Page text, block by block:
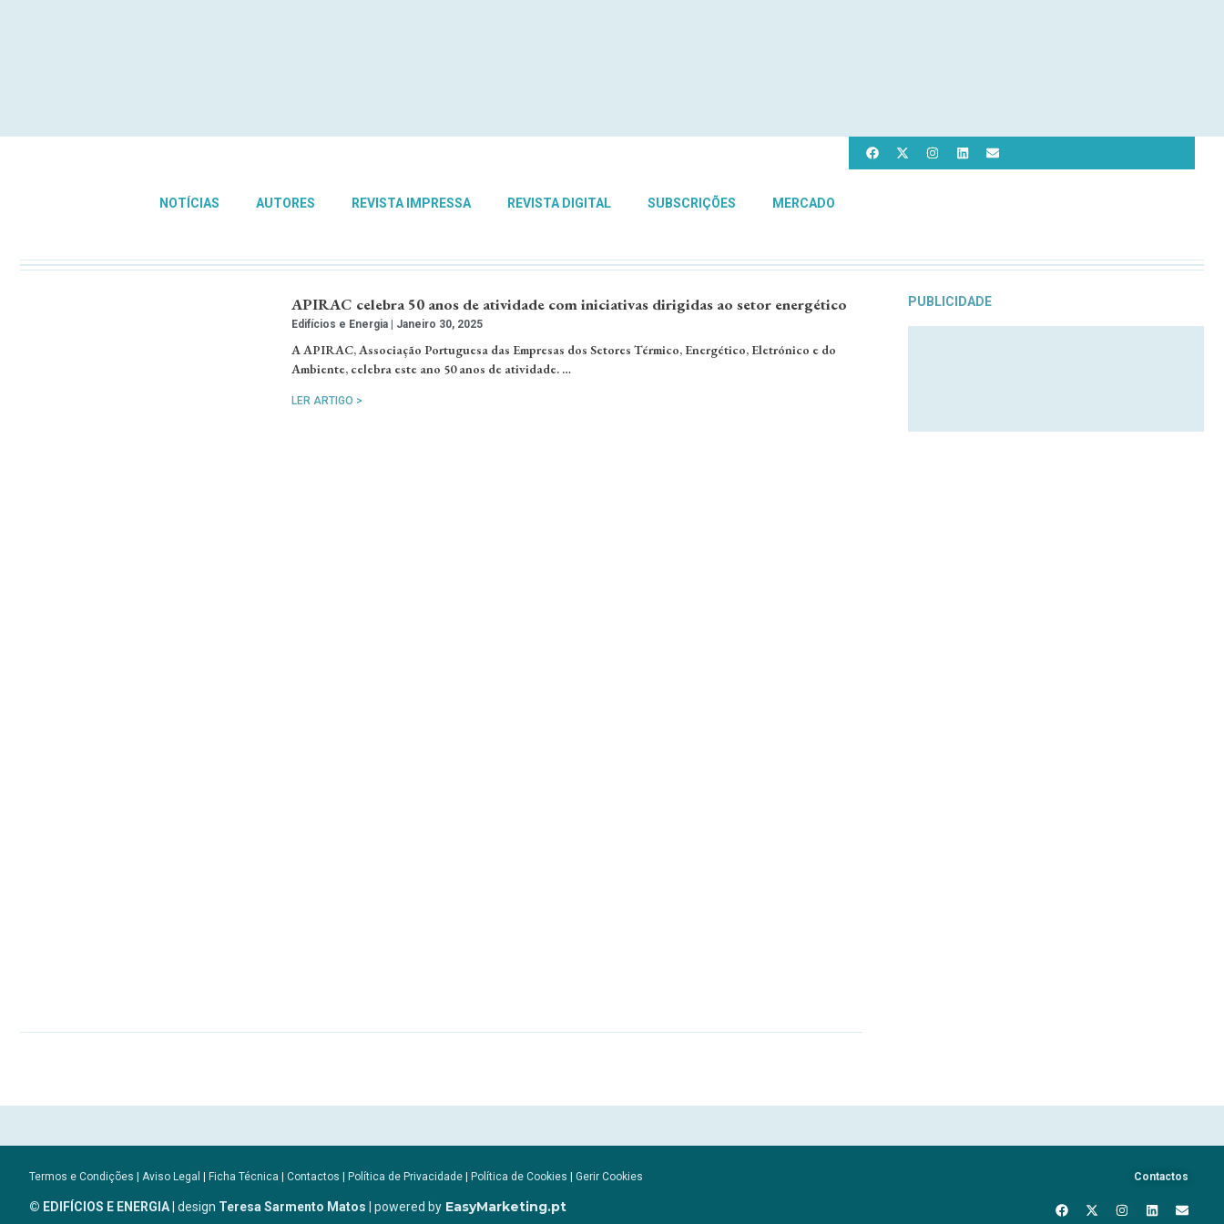
NOTÍCIAS AUTORES REVISTA IMPRESSA REVISTA DIGITAL SUBSCRIÇÕES MERCADO
APIRAC celebra 50 anos de atividade com iniciativas dirigidas ao setor energético
Edifícios e Energia Janeiro 30, 2025
A APIRAC, Associação Portuguesa das Empresas dos Setores Térmico, Energético, Eletrónico e do
Ambiente, celebra este ano 50 anos de atividade. …
LER ARTIGO >
PUBLICIDADE
Termos e Condições | Aviso Legal | Ficha Técnica | Contactos | Política de Privacidade | Política de Cookies | Gerir Cookies
© EDIFÍCIOS E ENERGIA| design Teresa Sarmento Matos | powered by EasyMarketing.pt
Contactos